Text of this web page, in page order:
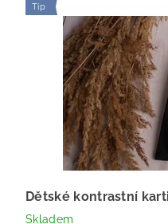
Tip
Dětské kontrastní
Skladem